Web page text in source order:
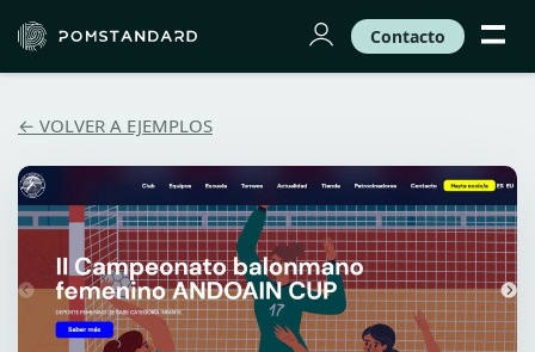
Contacto
← VOLVER A EJEMPLOS